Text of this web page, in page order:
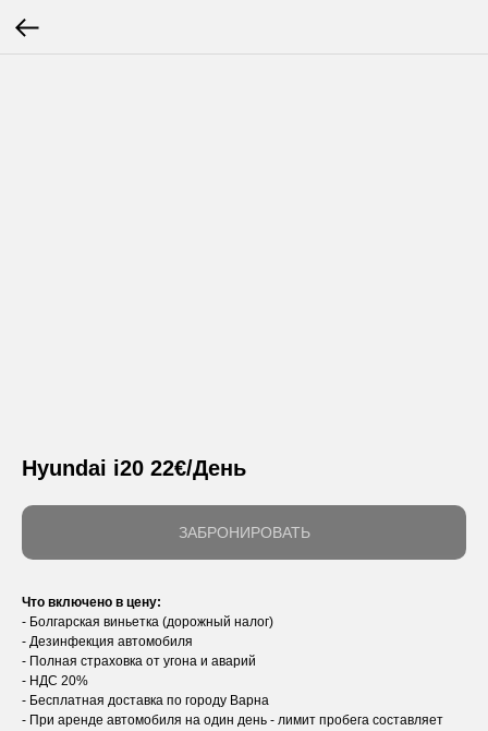
Hyundai i20 22€/День
ЗАБРОНИРОВАТЬ
Что включено в цену:
- Болгарская виньетка (дорожный налог)
- Дезинфекция автомобиля
- Полная страховка от угона и аварий
- НДС 20%
- Бесплатная доставка по городу Варна
- При аренде автомобиля на один день - лимит пробега составляет